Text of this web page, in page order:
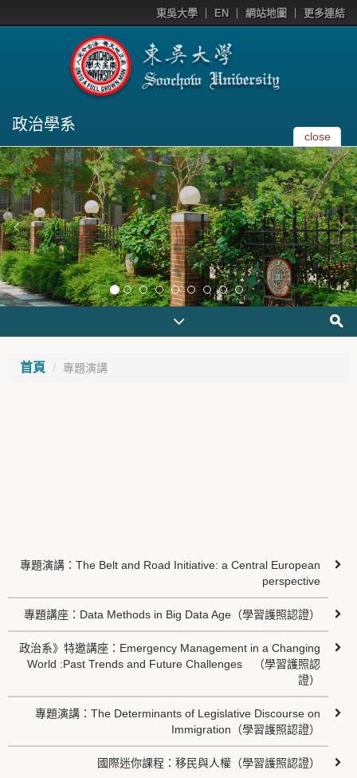
東吳大學 EN 網站地圖 更多連結
政治學系
close
首頁 專題演講
專題演講：The Belt and Road Initiative: a Central European
perspective
專題講座：Data Methods in Big Data Age（學習護照認證）
政治系》特邀講座：Emergency Management in a Changing
World :Past Trends and Future Challenges （學習護照認
證）
專題演講：The Determinants of Legislative Discourse on
Immigration（學習護照認證）
國際迷你課程：移民與人權（學習護照認證）